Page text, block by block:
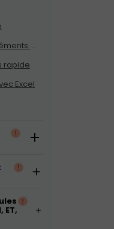
Raccourcis vers les éléments du ruban
rapide
Excel
ET,